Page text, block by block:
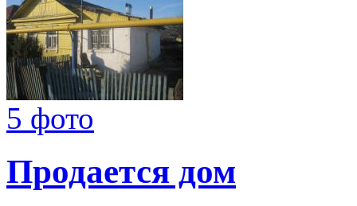
5 фото
Продается дом